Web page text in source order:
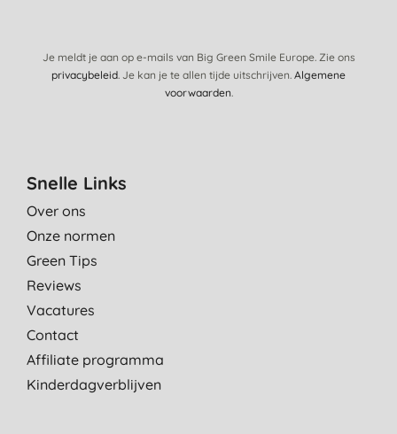
Je meldt je aan op e-mails van Big Green Smile Europe. Zie ons
privacybeleid. Je kan je te allen tijde uitschrijven. Algemene
voorwaarden.
Snelle Links
Over ons
Onze normen
Green Tips
Reviews
Vacatures
Contact
Affiliate programma
Kinderdagverblijven